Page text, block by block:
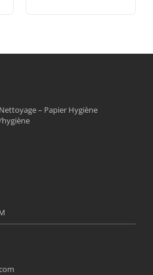
– Papier Hygiène